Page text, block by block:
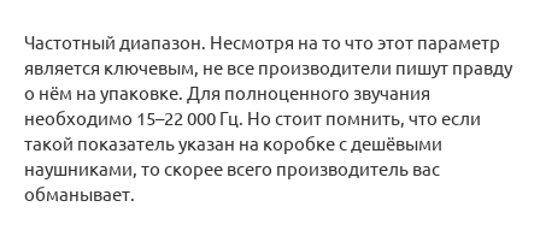
Частотный диапазон. Несмотря на то что этот параметр
является ключевым, не все производители пишут правду
о нём на упаковке. Для полноценного звучания
необходимо 15–22 000 Гц. Но стоит помнить, что если
такой показатель указан на коробке с дешёвыми
наушниками, то скорее всего производитель вас
обманывает.